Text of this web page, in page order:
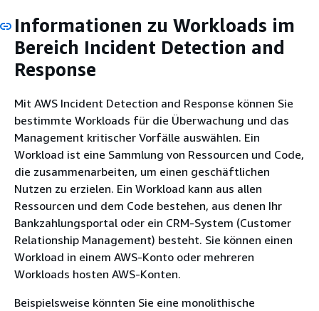
Informationen zu Workloads im
Bereich Incident Detection and
Response
Mit AWS Incident Detection and Response können Sie
bestimmte Workloads für die Überwachung und das
Management kritischer Vorfälle auswählen. Ein
Workload ist eine Sammlung von Ressourcen und Code,
die zusammenarbeiten, um einen geschäftlichen
Nutzen zu erzielen. Ein Workload kann aus allen
Ressourcen und dem Code bestehen, aus denen Ihr
Bankzahlungsportal oder ein CRM-System (Customer
Relationship Management) besteht. Sie können einen
Workload in einem AWS-Konto oder mehreren
Workloads hosten AWS-Konten.
Beispielsweise könnten Sie eine monolithische